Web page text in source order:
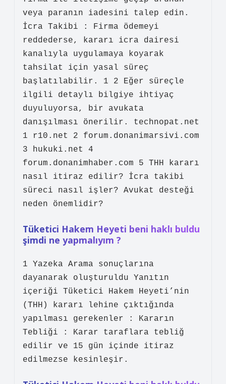
veya paranın iadesini talep edin.
İcra Takibi : Firma ödemeyi
reddederse, kararı icra dairesi
kanalıyla uygulamaya koyarak
tahsilat için yasal süreç
başlatılabilir. 1 2 Eğer süreçle
ilgili detaylı bilgiye ihtiyaç
duyuluyorsa, bir avukata
danışılması önerilir. technopat.net
1 r10.net 2 forum.donanimarsivi.com
3 hukuki.net 4
forum.donanimhaber.com 5 THH kararı
nasıl itiraz edilir? İcra takibi
süreci nasıl işler? Avukat desteği
neden önemlidir?
Tüketici Hakem Heyeti beni haklı buldu
şimdi ne yapmalıyım ?
1 Yazeka Arama sonuçlarına
dayanarak oluşturuldu Yanıtın
içeriği Tüketici Hakem Heyeti’nin
(THH) kararı lehine çıktığında
yapılması gerekenler : Kararın
Tebliği : Karar taraflara tebliğ
edilir ve 15 gün içinde itiraz
edilmezse kesinleşir.